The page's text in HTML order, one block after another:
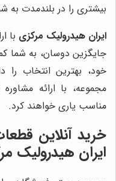
بیشتری را در بلندمدت به
ایران هیدرولیک مرکزی با
جایگزین دوسان، به شما
خود، بهترین انتخاب را
مجموعه، با ارائه
مناسب یاری خواهند کرد.
خرید آنلاین
ایران هیدرولیک